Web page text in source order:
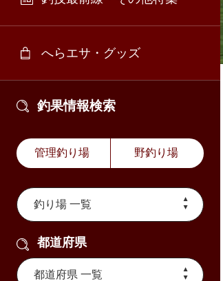
へらエサ・グッズ
釣果情報検索
管理釣り場 野釣り場
都道府県